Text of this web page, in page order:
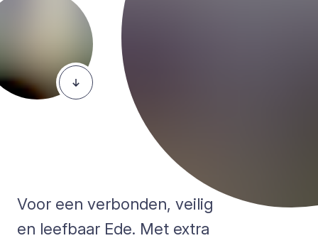
Voor een verbonden, veilig
en leefbaar Ede. Met extra